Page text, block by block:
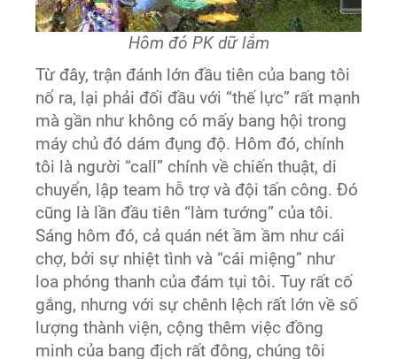
Hôm đó PK dữ lắm
Từ đây, trận đánh lớn đầu tiên của bang tôi
nổ ra, lại phải đối đầu với “thế lực” rất mạnh
mà gần như không có mấy bang hội trong
máy chủ đó dám đụng độ. Hôm đó, chính
tôi là người “call” chính về chiến thuật, di
chuyển, lập team hỗ trợ và đội tấn công. Đó
cũng là lần đầu tiên “làm tướng” của tôi.
Sáng hôm đó, cả quán nét ầm ầm như cái
chợ, bởi sự nhiệt tình và “cái miệng” như
loa phóng thanh của đám tụi tôi. Tuy rất cố
gắng, nhưng với sự chênh lệch rất lớn về số
lượng thành viện, cộng thêm việc đồng
minh của bang địch rất đông, chúng tôi